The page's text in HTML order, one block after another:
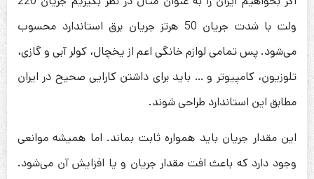
ولت با شدت جریان 50 هرتز جریان برق استاندارد محسوب
می‌شود. پس تمامی لوازم خانگی اعم از یخچال، کولر آبی و گازی،
تلوزیون، کامپیوتر و … باید برای داشتن کارایی صحیح در ایران
مطابق این استاندارد طراحی شوند.
این مقدار جریان باید همواره ثابت بماند. اما همیشه موانعی
وجود دارد که باعث افت مقدار جریان و یا افزایش آن می‌شود.